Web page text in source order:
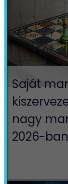
Saját
nagy
2026-ban